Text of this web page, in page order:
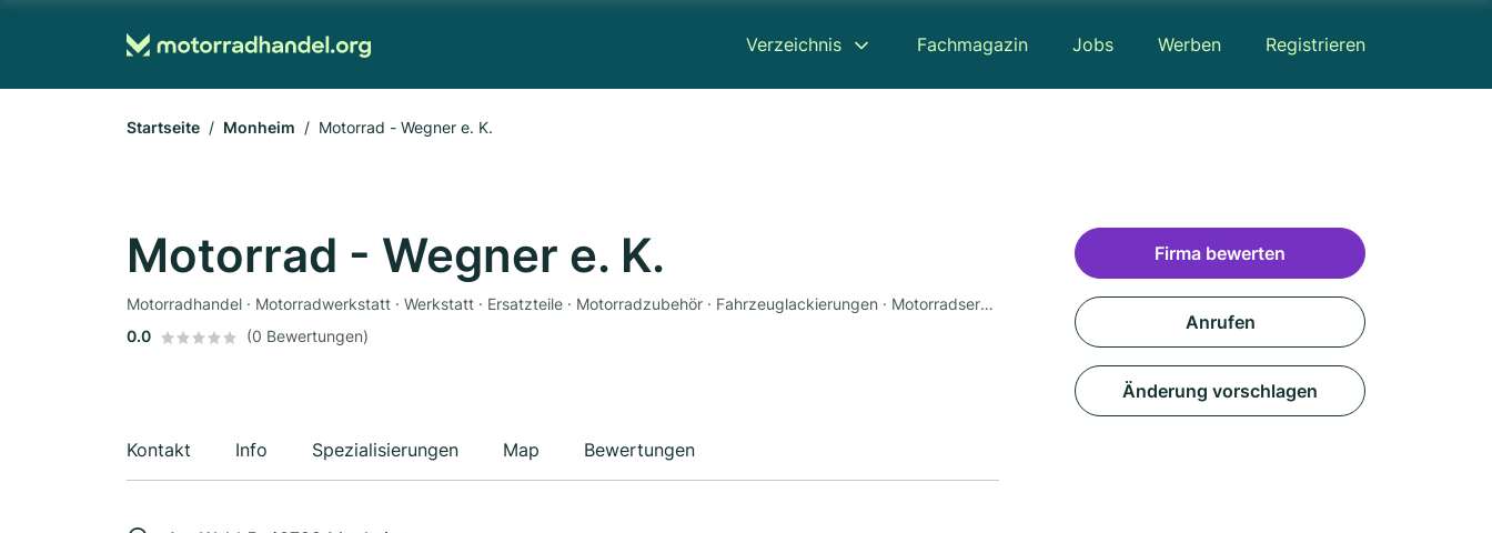
Verzeichnis Fachmagazin Jobs Werben Registrieren
Startseite Monheim Motorrad - Wegner e. K.
Motorrad - Wegner e. K.
Motorradhandel · Motorradwerkstatt · Werkstatt · Ersatzteile · Motorradzubehör · Fahrzeuglackierungen · Motorradservice · Gutachter
0.0
(0 Bewertungen)
Kontakt Info Spezialisierungen Map Bewertungen
Firma bewerten
Anrufen
Änderung vorschlagen